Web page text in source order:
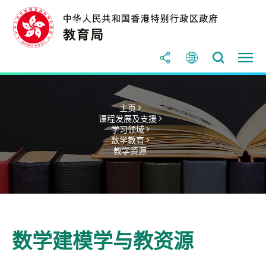
主页 >
课程发展及支援 >
学习领域 >
数学教育 >
教学资源
数学建模学与教资源